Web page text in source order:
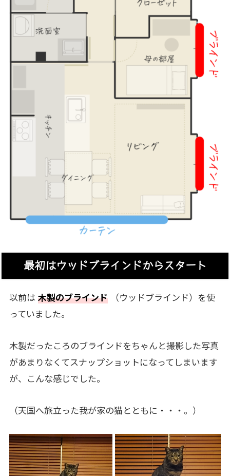
最初はウッドブラインドからスタート
以前は 木製のブラインド
（ウッドブラインド）を使
っていました。
木製だったころのブラインドをちゃんと撮影した写真
があまりなくてスナップショットになってしまいます
が、こんな感じでした。
（天国へ旅立った我が家の猫とともに・・・。）